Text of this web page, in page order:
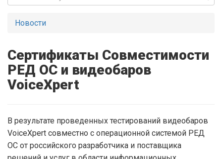
Новости
Сертификаты Совместимости
РЕД ОС и видеобаров
VoiceXpert
В результате проведенных тестирований видеобаров
VoiceXpert совместно с операционной системой РЕД
ОС от российского разработчика и поставщика